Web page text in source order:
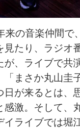
来の音楽仲間で
見たり、ラジオ
が、ライブで共
「まさか丸山圭
日が来るとは、
感激。そして、
イライブでは堀